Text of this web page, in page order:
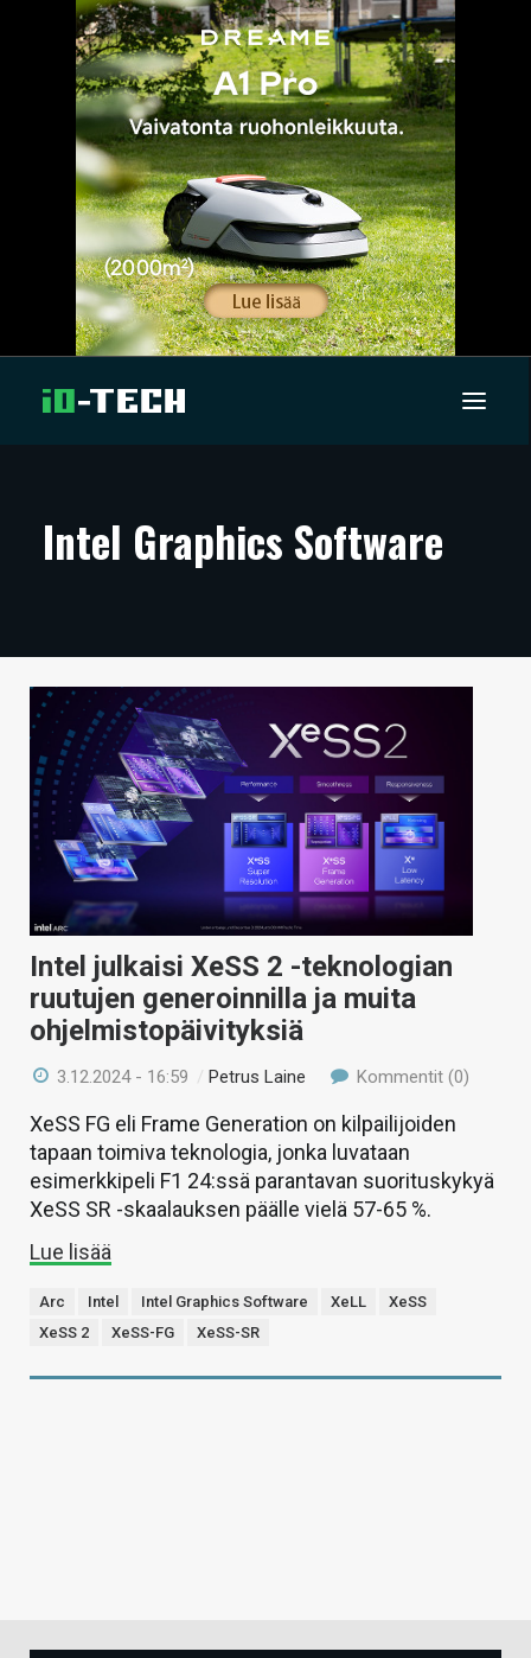
ARTIKKELIT
TECHBBS
TIETOA
HINTA.FI
KAUPPA
VAIHDA TEEMA
HAKU
Intel Graphics Software
Intel julkaisi XeSS 2 -teknologian
ruutujen generoinnilla ja muita
ohjelmistopäivityksiä
3.12.2024 - 16:59 /Petrus Laine Kommentit (0)
XeSS FG eli Frame Generation on kilpailijoiden
tapaan toimiva teknologia, jonka luvataan
esimerkkipeli F1 24:ssä parantavan suorituskykyä
XeSS SR -skaalauksen päälle vielä 57-65 %.
Lue lisää
Arc Intel Intel Graphics Software XeLL
XeSS
XeSS 2
XeSS-FG XeSS-SR